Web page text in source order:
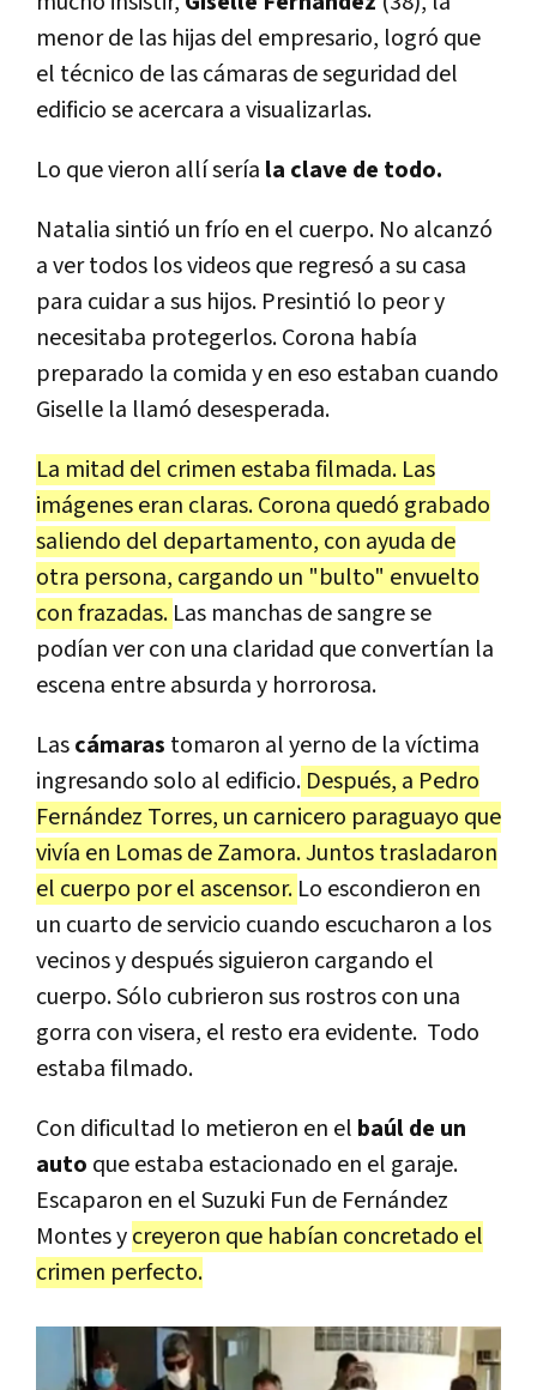
menor de las hijas del empresario, logró que
el técnico de las cámaras de seguridad del
edificio se acercara a visualizarlas.
Lo que vieron allí sería la clave de todo.
Natalia sintió un frío en el cuerpo. No alcanzó
a ver todos los videos que regresó a su casa
para cuidar a sus hijos. Presintió lo peor y
necesitaba protegerlos. Corona había
preparado la comida y en eso estaban cuando
Giselle la llamó desesperada.
La mitad del crimen estaba filmada. Las
imágenes eran claras. Corona quedó grabado
saliendo del departamento, con ayuda de
otra persona, cargando un "bulto" envuelto
con frazadas. Las manchas de sangre se
podían ver con una claridad que convertían la
escena entre absurda y horrorosa.
Lascámaras tomaron al yerno de la víctima
ingresando solo al edificio. Después, a Pedro
Fernández Torres, un carnicero paraguayo que
vivía en Lomas de Zamora. Juntos trasladaron
el cuerpo por el ascensor. Lo escondieron en
un cuarto de servicio cuando escucharon a los
vecinos y después siguieron cargando el
cuerpo. Sólo cubrieron sus rostros con una
gorra con visera, el resto era evidente. Todo
estaba filmado.
Con dificultad lo metieron en el baúl de un
auto que estaba estacionado en el garaje.
Escaparon en el Suzuki Fun de Fernández
Montes ycreyeron que habían concretado el
crimen perfecto.